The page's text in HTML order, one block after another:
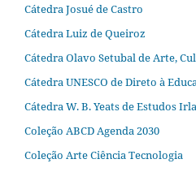
Cátedra Josué de Castro
Cátedra Luiz de Queiroz
Cátedra Olavo Setubal de Arte,
Cátedra UNESCO de Direto à
Cátedra W. B. Yeats de Estudos
Coleção ABCD Agenda 2030
Coleção Arte Ciência Tecnologia